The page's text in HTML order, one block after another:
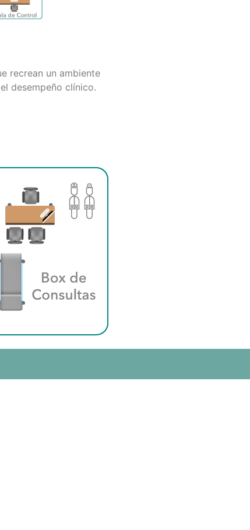
recrean un ambiente
desempeño clínico.